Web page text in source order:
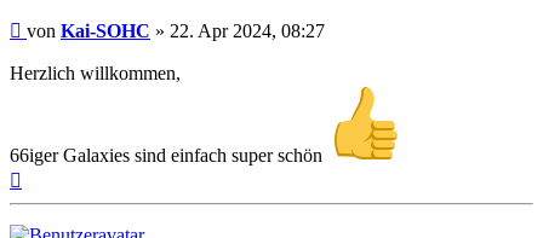
Beitrag
von Kai-SOHC » 22. Apr 2024, 08:27
Herzlich willkommen,
66iger Galaxies sind einfach super schön